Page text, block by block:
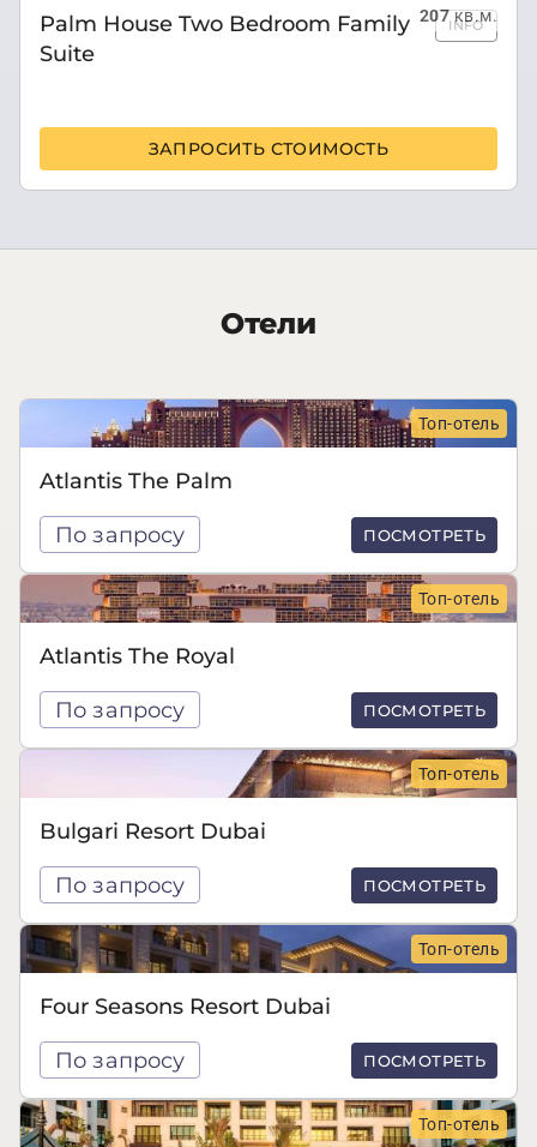
207кв.м.
Palm House Two Bedroom Family
Suite
INFO
ЗАПРОСИТЬ СТОИМОСТЬ
Отели
Топ-отель
Atlantis The Palm
По запросу ПОСМОТРЕТЬ
Топ-отель
Atlantis The Royal
По запросу ПОСМОТРЕТЬ
Топ-отель
Bulgari Resort Dubai
По запросу ПОСМОТРЕТЬ
Топ-отель
Four Seasons Resort Dubai
По запросу ПОСМОТРЕТЬ
Топ-отель